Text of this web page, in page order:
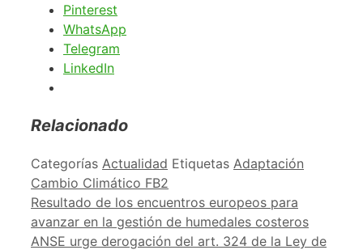
Pinterest
WhatsApp
Telegram
LinkedIn
Relacionado
Categorías Actualidad Etiquetas Adaptación
Cambio Climático FB2
Resultado de los encuentros europeos para
avanzar en la gestión de humedales costeros
ANSE urge derogación del art. 324 de la Ley de